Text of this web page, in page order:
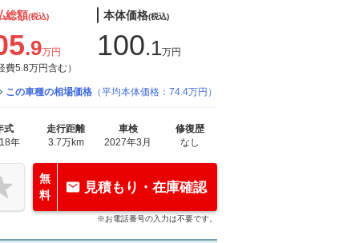
総額(税込)
.9万円
費5.8万円含む）
本体価格(税込)
100.1万円
この車種の相場価格 （平均本体価格：74.4万円）
式
年
走行距離
3.7万km
車検
2027年3月
修復歴
なし
無
料
見積もり・在庫確認
※お電話番号の入力は不要です。